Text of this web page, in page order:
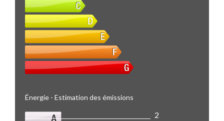
Énergie - Estimation des émissions
2